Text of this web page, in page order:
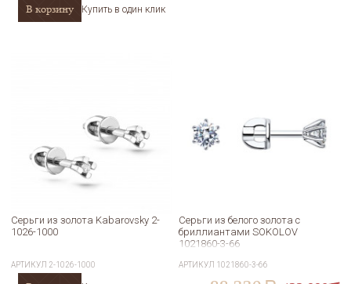
В корзину Купить в один клик
Серьги из золота Kabarovsky 2-
1026-1000
АРТИКУЛ 2-1026-1000
Серьги из белого золота с
бриллиантами SOKOLOV
1021860-3-66
АРТИКУЛ 1021860-3-66